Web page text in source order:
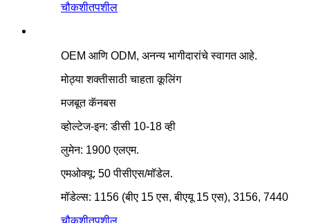
चौकशीतपशील
OEM आणि ODM, अनन्य भागीदारांचे स्वागत आहे.
मोठ्या शक्तीसाठी चाहता कूलिंग
मजबूत कॅनबस
व्होल्टेज-इन: डीसी 10-18 व्ही
लुमेन: 1900 एलएम.
एमओक्यू: 50 पीसीएस/मॉडेल.
मॉडेल्स: 1156 (बीए 15 एस, बीएयू 15 एस), 3156, 7440